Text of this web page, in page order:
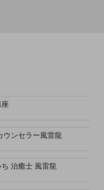
ウンセラー風雷龍
治癒士 風雷龍